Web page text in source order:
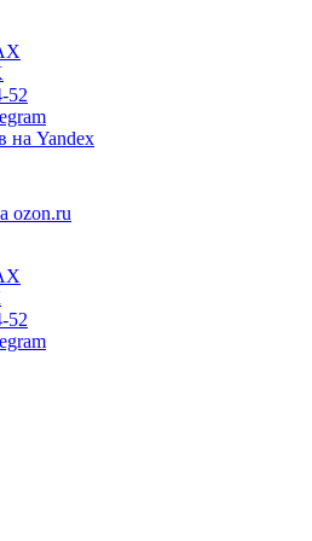
52
на Yandex
52